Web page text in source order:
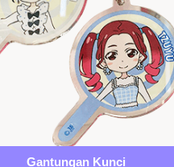
Gantungan Kunci